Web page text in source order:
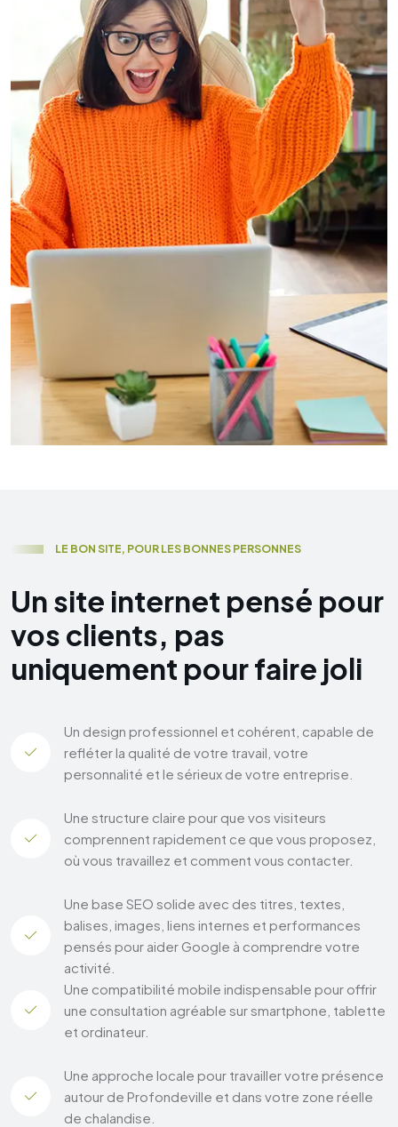
LE BON SITE, POUR LES BONNES PERSONNES
Un site internet pensé pour
vos clients, pas
uniquement pourfaire joli
Un design professionnel et cohérent, capable de
refléter la qualité de votre travail, votre
personnalité et le sérieux de votre entreprise.
Une structure claire pour que vos visiteurs
comprennent rapidement ce que vous proposez,
où vous travaillez et comment vous contacter.
Une base SEO solide avec des titres, textes,
balises, images, liens internes et performances
pensés pour aider Google à comprendre votre
activité.
Une compatibilité mobile indispensable pour offrir
une consultation agréable sur smartphone, tablette
et ordinateur.
Une approche locale pour travailler votre présence
autour de Profondeville et dans votre zone réelle
de chalandise.